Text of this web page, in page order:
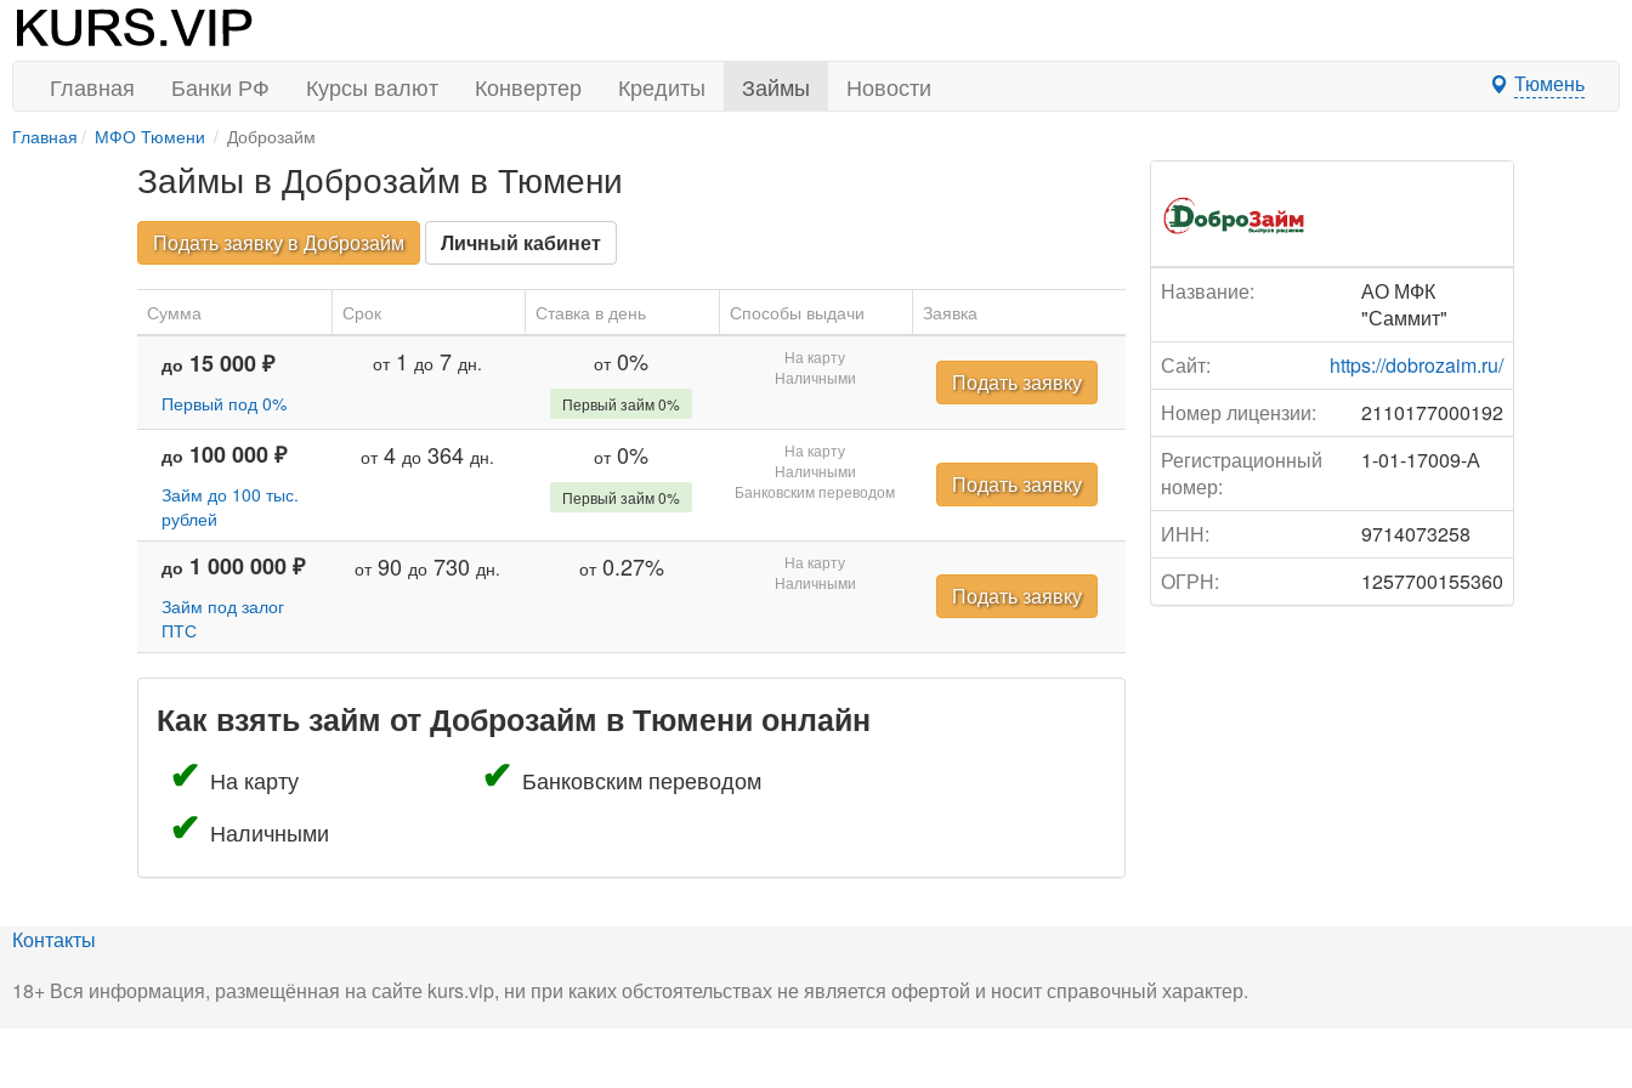
Главная Банки РФ Курсы валют Конвертер Кредиты Займы Новости Тюмень
Главная МФО Тюмени Доброзайм
Займы в Доброзайм в Тюмени
Подать заявку в Доброзайм Личный кабинет
Сумма Срок Ставка в день Способы выдачи Заявка
до 15 000 ₽
Первый под 0%
от 1 до 7 дн. от0%
Первый займ 0%
На карту
Наличными
Подать заявку
до 100 000 ₽
Займ до 100 тыс.
рублей
от 4 до 364 дн. от0%
Первый займ 0%
На карту
Наличными
Банковским переводом
Подать заявку
до 1 000 000 ₽
Займ под залог
ПТС
от 90 до 730 дн. от0.27%
На карту
Наличными
Подать заявку
Как взять займ от Доброзайм в Тюмени онлайн
На карту
Наличными
Банковским переводом
Название:
АО МФК
"Саммит"
Сайт:
https://dobrozaim.ru/
Номер лицензии:
2110177000192
Регистрационный
номер:
1-01-17009-А
ИНН:
9714073258
ОГРН:
1257700155360
Контакты
18+ Вся информация, размещённая на сайте kurs.vip, ни при каких обстоятельствах не является офертой и носит справочный характер.